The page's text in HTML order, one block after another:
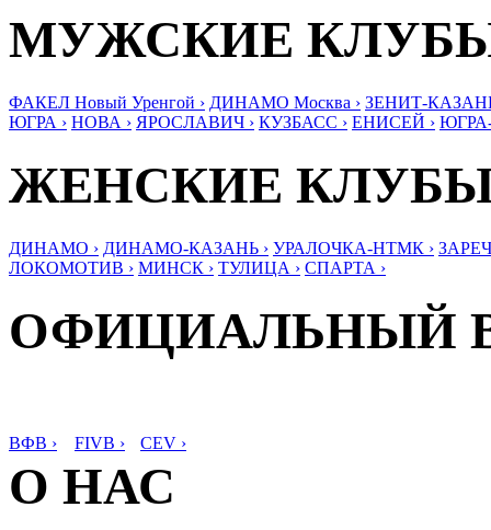
МУЖСКИЕ
ФАКЕЛ Новый Уренгой › ДИНАМО Москва › ЗЕНИТ-
ЮГРА › НОВА › ЯРОСЛАВИЧ › КУЗБАСС › ЕНИСЕЙ ›
ЖЕНСКИЕ
ДИНАМО › ДИНАМО-КАЗАНЬ › УРАЛОЧКА-НТМК ›
ЛОКОМОТИВ › МИНСК › ТУЛИЦА › СПАРТА ›
ОФИЦИАЛЬНЫЙ
ВФВ › FIVB › CEV ›
О НАС